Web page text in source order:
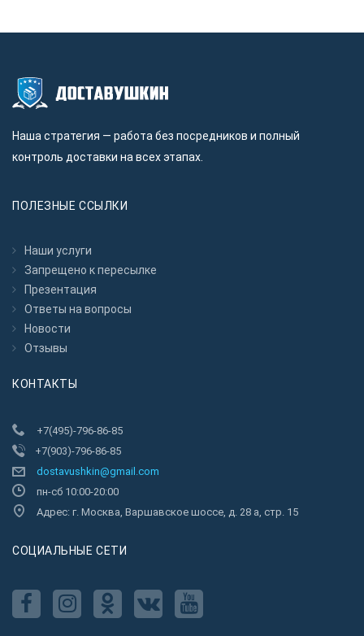
Наша стратегия — работа без посредников и полный
контроль доставки на всех этапах.
ПОЛЕЗНЫЕ ССЫЛКИ
Наши услуги
Запрещено к пересылкe
Презентация
Ответы на вопросы
Новости
Отзывы
КОНТАКТЫ
+7(495)-796-86-85
+7(903)-796-86-85
dostavushkin@gmail.com
пн-сб 10:00-20:00
Адрес: г. Москва, Варшавское шоссе, д. 28 а, стр. 15
CОЦИАЛЬНЫЕ СЕТИ